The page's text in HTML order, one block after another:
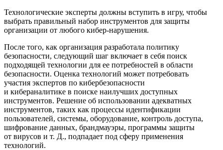
Технологические эксперты должны вступить в игру, чтобы
выбрать правильный набор инструментов для защиты
организации от любого кибер-нарушения.
После того, как организация разработала политику
безопасности, следующий шаг включает в себя поиск
подходящей технологии для ее потребностей в области
безопасности. Оценка технологий может потребовать
участия экспертов по кибербезопасности
и кибераналитике в поиске наилучших доступных
инструментов. Решение об использовании адекватных
инструментов, таких как процессы идентификации
пользователей, системы, оборудование, контроль доступа,
шифрование данных, брандмауэры, программы защиты
от вирусов и т. Д., подпадает под сферу применения
технологий.